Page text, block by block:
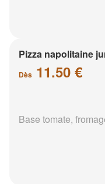
Pizza napolitaine
Dès 11.50 €
Base tomate,